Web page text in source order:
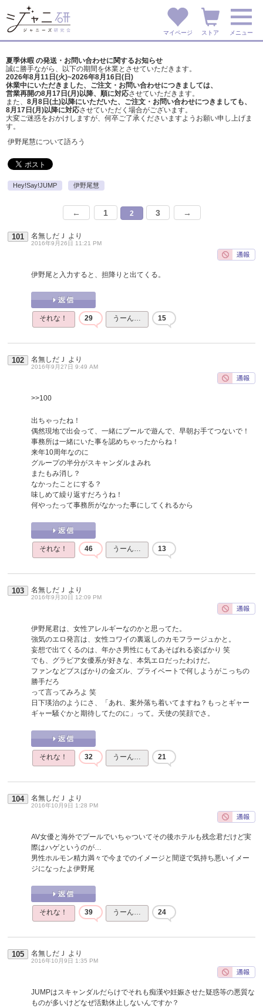
マイページ ストア メニュー
夏季休暇 の発送・お問い合わせに関するお知らせ
誠に勝手ながら、以下の期間を休業とさせていただきます。
2026年8月11日(火)~2026年8月16日(日)
休業中にいただきました、ご注文・お問い合わせにつきましては、
営業再開の8月17日(月)以降、順に対応させていただきます。
また、 8月8日(土)以降にいただいた、ご注文・ お問い合わせにつきましても、
8月17日(月)以降に対応させていただく場合がございます。
大変ご迷惑をおかけしますが、 何卒ご了承くださいますようお願い申し上げま
す。
伊野尾慧について語ろう
Hey!Say!JUMP 伊野尾慧
← 1 2 3 →
101 名無しだＪ より
2016年9月26日 11:21 PM
伊野尾と入力すると、担降りと出てくる。
それな！ 29 うーん… 15
102 名無しだＪ より
2016年9月27日 9:49 AM
>>100
出ちゃったね！
偶然現地で出会って、一緒にプールで遊んで、早朝お手てつないで！
事務所は一緒にいた事を認めちゃったからね！
来年10周年なのに
グループの半分がスキャンダルまみれ
またもみ消し？
なかったことにする？
味しめて繰り返すだろうね！
何やったって事務所がなかった事にしてくれるから
それな！ 46 うーん… 13
103 名無しだＪ より
2016年9月30日 12:09 PM
伊野尾君は、女性アレルギーなのかと思ってた。
強気のエロ発言は、女性コワイの裏返しのカモフラージュかと。
妄想で出てくるのは、年かさ男性にもてあそばれる姿ばかり 笑
でも、グラビア女優系が好きな、本気エロだったわけだ。
ファンなどブスばかりの金ズル、プライベートで何しようがこっちの
勝手だろ
って言ってみろよ 笑
日下瑛治のようにさ、「あれ、案外落ち着いてますね？もっとギャー
ギャー騒ぐかと期待してたのに」って。天使の笑顔でさ。
それな！ 32 うーん… 21
104 名無しだＪ より
2016年10月9日 1:28 PM
AV女優と海外でプールでいちゃついてその後ホテルも残念君だけど実
際はハゲというのが…
男性ホルモン精力満々で今までのイメージと間逆で気持ち悪いイメー
ジになったよ伊野尾
それな！ 39 うーん… 24
105 名無しだＪ より
2016年10月9日 1:35 PM
JUMPはスキャンダルだらけでそれも痴漢や妊娠させた疑惑等の悪質な
ものが多いけどなぜ活動休止しないんですか？